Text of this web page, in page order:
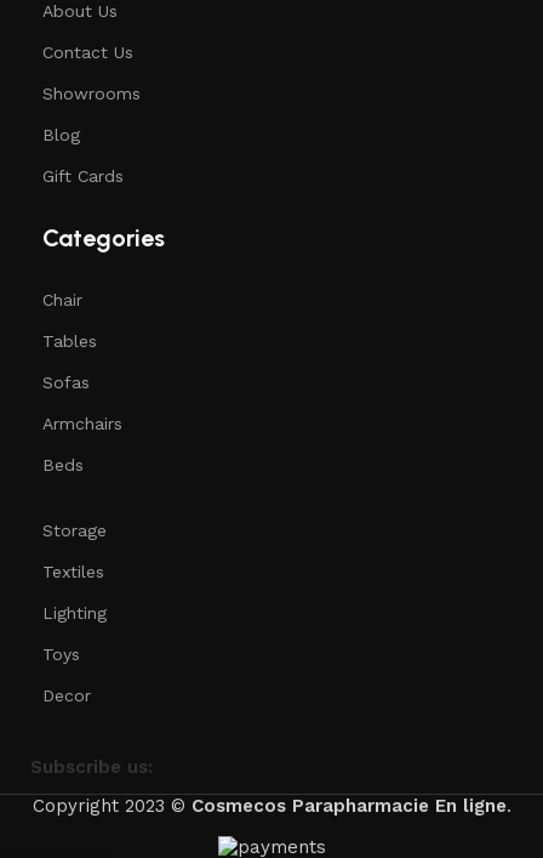
About Us
Contact Us
Showrooms
Blog
Gift Cards
Categories
Chair
Tables
Sofas
Armchairs
Beds
Storage
Textiles
Lighting
Toys
Decor
Subscribe us:
Copyright 2023 © CosmecosParapharmacie En ligne.